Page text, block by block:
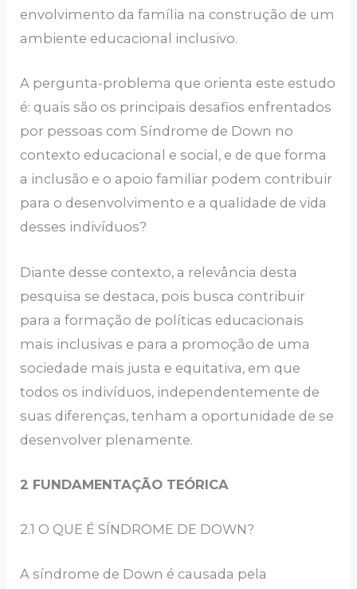
envolvimento da família na construção de um
ambiente educacional inclusivo.
A pergunta-problema que orienta este estudo
é: quais são os principais desafios enfrentados
por pessoas com Síndrome de Down no
contexto educacional e social, e de que forma
a inclusão e o apoio familiar podem contribuir
para o desenvolvimento e a qualidade de vida
desses indivíduos?
Diante desse contexto, a relevância desta
pesquisa se destaca, pois busca contribuir
para a formação de políticas educacionais
mais inclusivas e para a promoção de uma
sociedade mais justa e equitativa, em que
todos os indivíduos, independentemente de
suas diferenças, tenham a oportunidade de se
desenvolver plenamente.
2 FUNDAMENTAÇÃO TEÓRICA
2.1 O QUE É SÍNDROME DE DOWN?
A síndrome de Down é causada pela